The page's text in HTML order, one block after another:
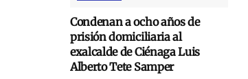
Condenan a ocho años de
prisión domiciliaria al
exalcalde de Ciénaga Luis
Alberto Tete Samper